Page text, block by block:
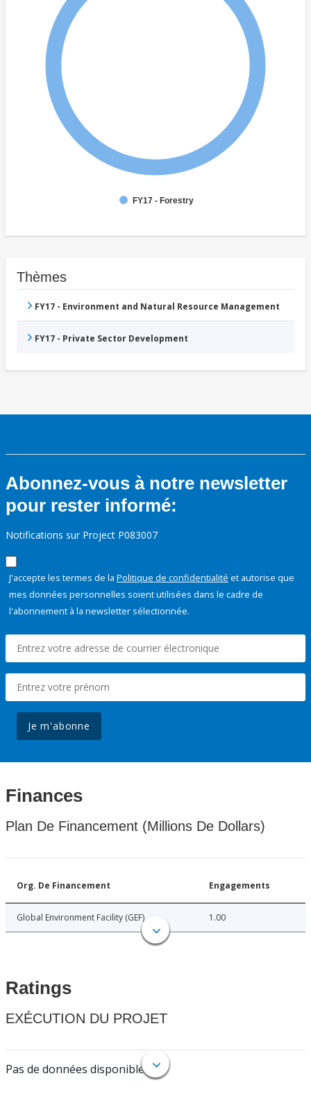
FY17 - Forestry
Thèmes
FY17 - Environment and Natural Resource Management
FY17 - Private Sector Development
Abonnez-vous à notre newsletter
pour rester informé:
Notifications sur Project P083007
J'accepte les termes de la Politique de confidentialité et autorise que
mes données personnelles soient utilisées dans le cadre de
l'abonnement à la newsletter sélectionnée.
Je m'abonne
Finances
Plan De Financement (Millions De Dollars)
Org. De Financement Engagements
Global Environment Facility (GEF) 1.00
Ratings
EXÉCUTION DU PROJET
Pas de données disponibles.